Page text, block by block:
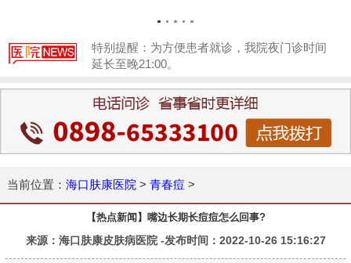
特别提醒：为方便患者就诊，我院夜门诊时间
延长至晚21:00。
当前位置： 海口肤康医院 > 青春痘 >
【热点新闻】嘴边长期长痘痘怎么回事?
来源：海口肤康皮肤病医院 -发布时间：2022-10-26 15:16:27